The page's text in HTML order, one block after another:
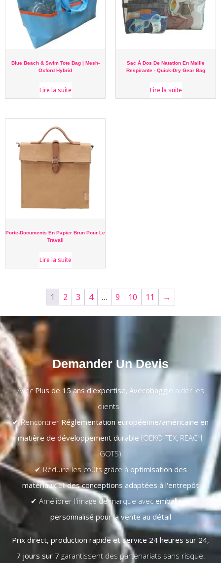
Blue Beach & Swim Tote Bag | Mesh-
Oxford Hybrid
Lire la suite
Sac À Dos De Natation En Maille
Respirante - Quick-Dry Gear Bag
Lire la suite
Porte-Documents En Papier Brun Pour Le
Travail
Lire la suite
1 2 3 4 … 9 10 11 →
Demander Un Devis
AvecPlus de 15 ans d'expertise, Avecobaggie aider les
clients :
✔ Rencontrer Réglementation européenne/américaine en
matière de développement durable (OEKO-TEX, REACH,
GOTS)
✔ Réduire les coûts grâce à optimisation des
matériauxetdes conceptions adaptées à l'entrepôt
✔ Améliorer l'image de marque avec emballage
personnalisé pour la vente au détail
Prix direct, production rapide et service 24 heures sur 24,
7 jours sur 7 garantissent des partenariats sans risque.